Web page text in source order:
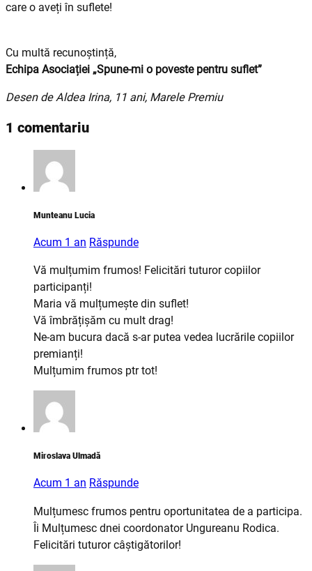
care o aveți în suflete!
Cu multă recunoștință,
Echipa Asociației „Spune-mi o poveste pentru suflet”
Desen de Aldea Irina, 11 ani, Marele Premiu
1 comentariu
Munteanu Lucia
Acum 1 an Răspunde
Vă mulțumim frumos! Felicitări tuturor copiilor
participanți!
Maria vă mulțumește din suflet!
Vă îmbrățișăm cu mult drag!
Ne-am bucura dacă s-ar putea vedea lucrările copiilor
premianți!
Mulțumim frumos ptr tot!
Miroslava Ulmadă
Acum 1 an Răspunde
Mulțumesc frumos pentru oportunitatea de a participa.
Îi Mulțumesc dnei coordonator Ungureanu Rodica.
Felicitări tuturor câștigătorilor!